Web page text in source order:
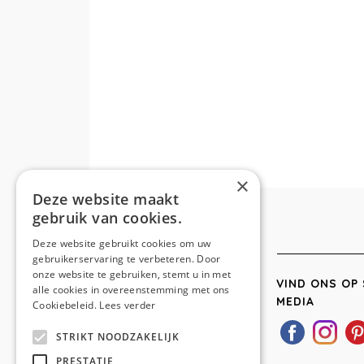
VIND ONS OP
MEDIA
×
Deze website maakt
gebruik van cookies.
Deze website gebruikt cookies om uw
gebruikerservaring te verbeteren. Door
onze website te gebruiken, stemt u in met
alle cookies in overeenstemming met ons
Cookiebeleid. Lees verder
STRIKT NOODZAKELIJK
PRESTATIE